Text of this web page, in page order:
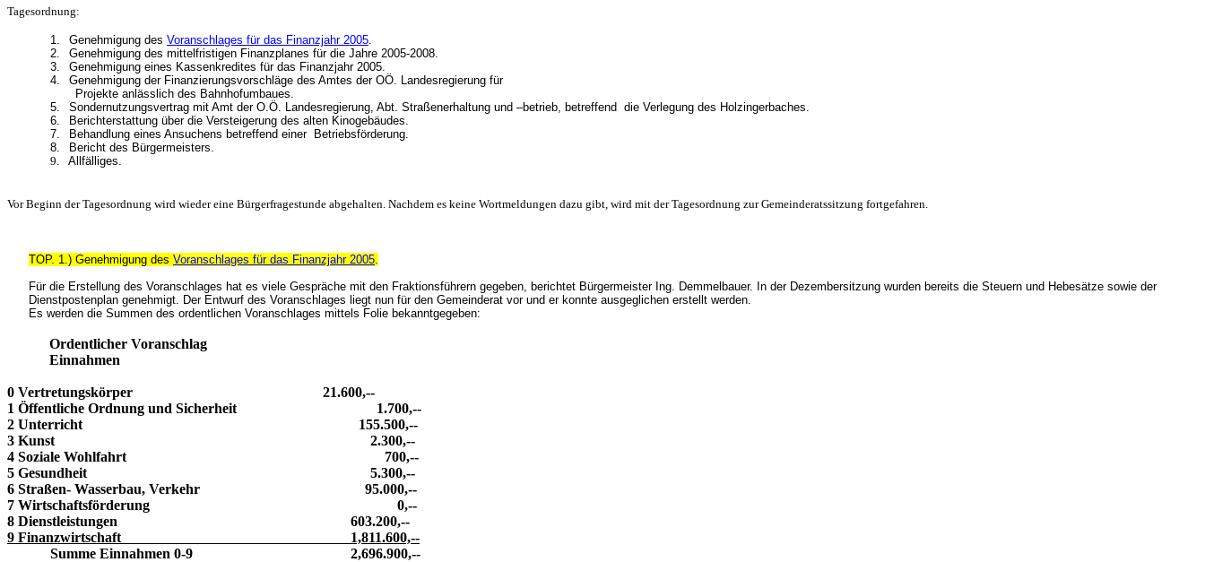
Tagesordnung:
1. Genehmigung des Voranschlages für das Finanzjahr 2005.
2.
Genehmigung des mittelfristigen Finanzplanes für die Jahre 2005-2008.
3.
Genehmigung eines Kassenkredites für das Finanzjahr 2005.
4.
Genehmigung der Finanzierungsvorschläge des Amtes der OÖ. Landesregierung für
Projekte anlässlich des Bahnhofumbaues.
5.
Sondernutzungsvertrag mit Amt der O.Ö. Landesregierung, Abt. Straßenerhaltung und –betrieb, betreffend die Verlegung des Holzingerbaches.
6.
Berichterstattung über die Versteigerung des alten Kinogebäudes.
7.
Behandlung eines Ansuchens betreffend einer Betriebsförderung.
8.
Bericht des Bürgermeisters.
9.
Allfälliges.
Vor Beginn der Tagesordnung wird wieder eine Bürgerfragestunde abgehalten. Nachdem es keine Wortmeldungen dazu gibt, wird mit der Tagesordnung zur Gemeinderatssitzung fortgefahren.
TOP. 1.) Genehmigung des Voranschlages für das Finanzjahr 2005.
Für die Erstellung des Voranschlages hat es viele Gespräche mit den Fraktionsführern gegeben, berichtet Bürgermeister Ing. Demmelbauer. In der Dezembersitzung wurden bereits die Steuern und Hebesätze sowie der
Dienstpostenplan genehmigt. Der Entwurf des Voranschlages liegt nun für den Gemeinderat vor und er konnte ausgeglichen erstellt werden.
Es werden die Summen des ordentlichen Voranschlages mittels Folie bekanntgegeben:
Ordentlicher Voranschlag
Einnahmen
0 Vertretungskörper 21.600,--
1 Öffentliche Ordnung und Sicherheit 1.700,--
2 Unterricht 155.500,--
3 Kunst 2.300,--
4 Soziale Wohlfahrt 700,--
5 Gesundheit 5.300,--
6 Straßen- Wasserbau, Verkehr 95.000,--
7 Wirtschaftsförderung 0,--
8 Dienstleistungen 603.200,--
9 Finanzwirtschaft 1,811.600,--
Summe Einnahmen 0-9 2,696.900,--